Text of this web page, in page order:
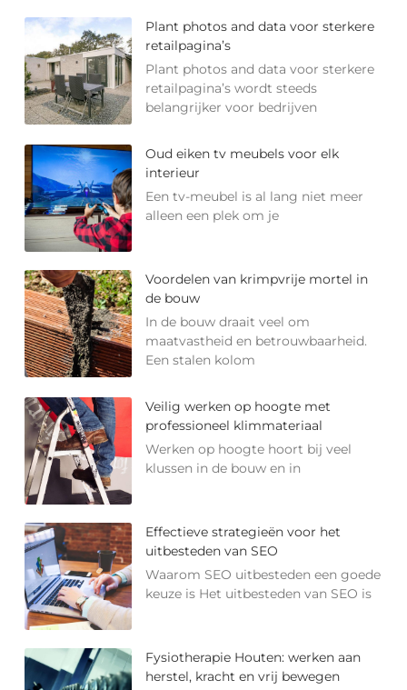
Plant photos and data voor sterkere
retailpagina’s
Plant photos and data voor sterkere
retailpagina’s wordt steeds
belangrijker voor bedrijven
Oud eiken tv meubels voor elk
interieur
Een tv-meubel is al lang niet meer
alleen een plek om je
Voordelen van krimpvrije mortel in
de bouw
In de bouw draait veel om
maatvastheid en betrouwbaarheid.
Een stalen kolom
Veilig werken op hoogte met
professioneel klimmateriaal
Werken op hoogte hoort bij veel
klussen in de bouw en in
Effectieve strategieën voor het
uitbesteden van SEO
Waarom SEO uitbesteden een goede
keuze is Het uitbesteden van SEO is
Fysiotherapie Houten: werken aan
herstel, kracht en vrij bewegen